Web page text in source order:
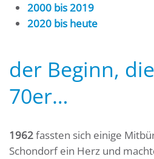
2000 bis 2019
2020 bis heute
der Beginn,
70er…
1962fassten sich einige
Schondorf ein Herz und